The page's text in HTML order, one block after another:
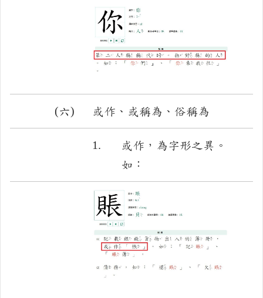
(六) 或作、或稱為、俗稱為
1.
或作，為字形之異。
如：